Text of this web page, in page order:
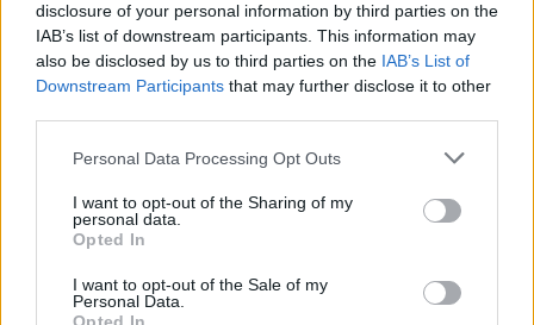
disclosure of your personal information by third parties on the
IAB’s list of downstream participants. This information may
also be disclosed by us to third parties on the IAB’s List of
Downstream Participants that may further disclose it to other
Personal Data Processing Opt Outs
I want to opt-out of the Sharing of my
personal data.
Opted In
I want to opt-out of the Sale of my
Personal Data.